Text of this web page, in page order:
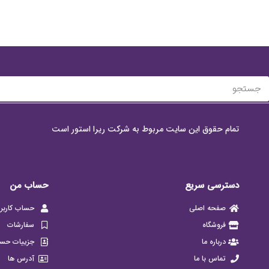
تمام حقوق این سایت مربوط به شرکت ریرا استور است
دسترسی سریع
صفحه اصلی
فروشگاه
درباره ما
تماس با ما
حساب من
حساب
سفارشات
جزییات
آدرس ها